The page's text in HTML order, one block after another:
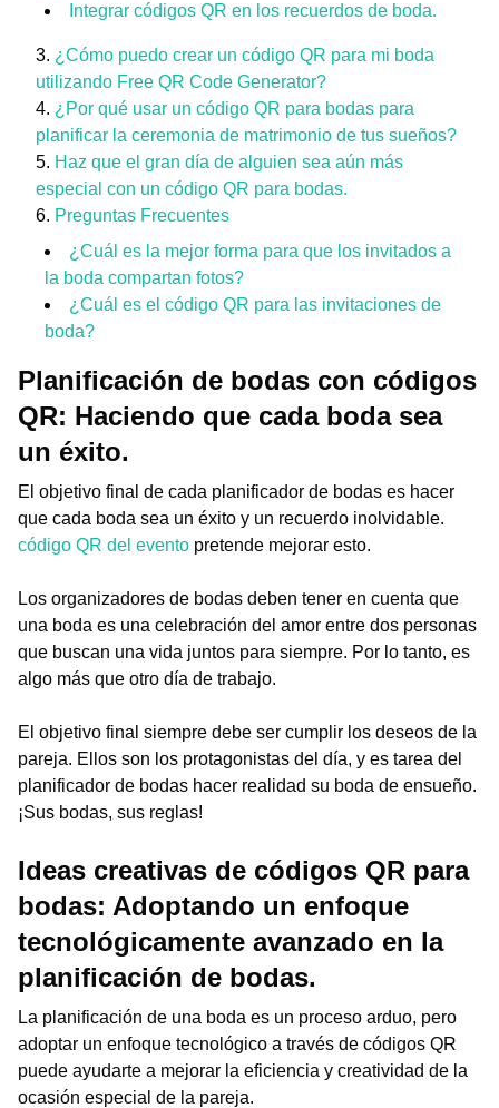
Integrar códigos QR en los recuerdos de boda.
¿Cómo puedo crear un código QR para mi boda
utilizando Free QR Code Generator?
¿Por qué usar un código QR para bodas para
planificar la ceremonia de matrimonio de tus sueños?
Haz que el gran día de alguien sea aún más
especial con un código QR para bodas.
Preguntas Frecuentes
¿Cuál es la mejor forma para que los invitados a
la boda compartan fotos?
¿Cuál es el código QR para las invitaciones de
boda?
Planificación de bodas con códigos
QR: Haciendo que cada boda sea
un éxito.
El objetivo final de cada planificador de bodas es hacer
que cada boda sea un éxito y un recuerdo inolvidable.
código QR del evento pretende mejorar esto.
Los organizadores de bodas deben tener en cuenta que
una boda es una celebración del amor entre dos personas
que buscan una vida juntos para siempre. Por lo tanto, es
algo más que otro día de trabajo.
El objetivo final siempre debe ser cumplir los deseos de la
pareja. Ellos son los protagonistas del día, y es tarea del
planificador de bodas hacer realidad su boda de ensueño.
¡Sus bodas, sus reglas!
Ideas creativas de códigos QR para
bodas: Adoptando un enfoque
tecnológicamente avanzado en la
planificación de bodas.
La planificación de una boda es un proceso arduo, pero
adoptar un enfoque tecnológico a través de códigos QR
puede ayudarte a mejorar la eficiencia y creatividad de la
ocasión especial de la pareja.